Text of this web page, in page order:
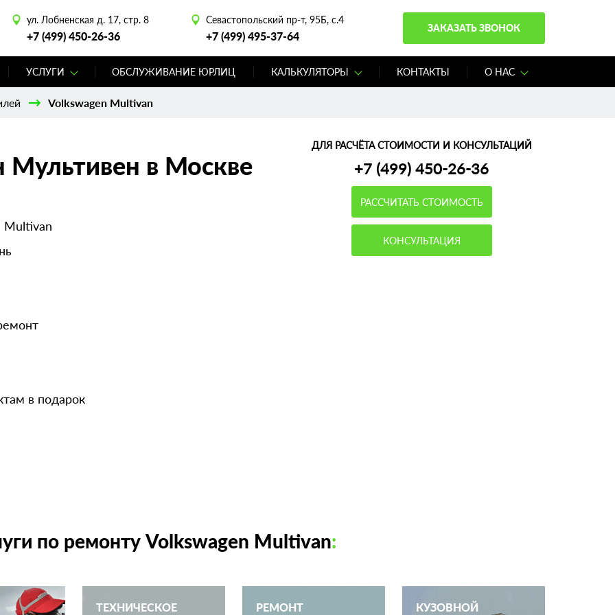
ул. Лобненская д. 17, стр. 8
+7 (499) 450-26-36
Севастопольский пр-т, 95Б, с.4
+7 (499) 495-37-64
ЗАКАЗАТЬ ЗВОНОК
УСЛУГИ ОБСЛУЖИВАНИЕ ЮРЛИЦ КАЛЬКУЛЯТОРЫ КОНТАКТЫ О НАС
Volkswagen Multivan
Мультивен в Москве
Multivan
в подарок
ДЛЯ РАСЧЁТА СТОИМОСТИ И КОНСУЛЬТАЦИЙ
+7 (499) 450-26-36
РАССЧИТАТЬ СТОИМОСТЬ
КОНСУЛЬТАЦИЯ
по ремонту Volkswagen Multivan:
ТЕХНИЧЕСКОЕ РЕМОНТ КУЗОВНОЙ